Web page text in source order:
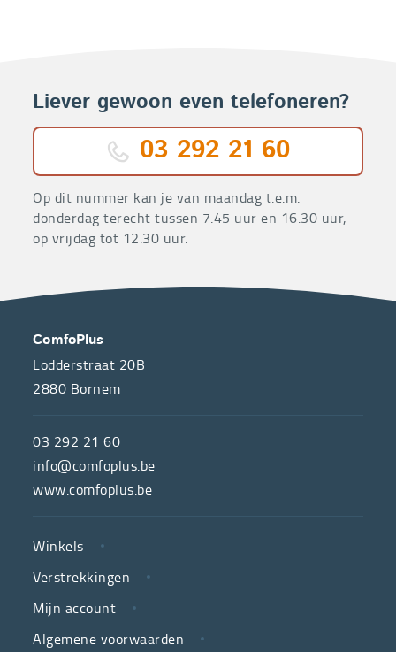
Liever gewoon even telefoneren?
03 292 21 60
Op dit nummer kan je van maandag t.e.m.
donderdag terecht tussen 7.45 uur en 16.30 uur,
op vrijdag tot 12.30 uur.
OVER
ONS
de
hulpmiddelenwinkel
van
neutrale
ziekenfondsen,
is
CONTACT
ComfoPlus
Lodderstraat 20B
2880 Bornem
03 292 21 60
info@comfoplus.be
www.comfoplus.be
LINKS
Winkels
Verstrekkingen
Mijn account
Algemene voorwaarden